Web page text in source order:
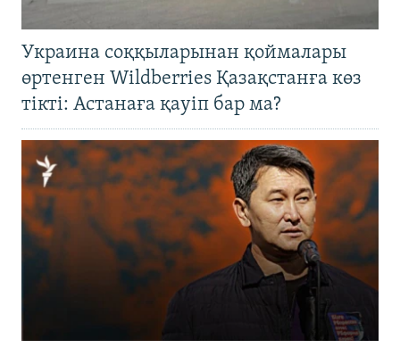
Украина соққыларынан қоймалары
өртенген Wildberries Қазақстанға көз
тікті: Астанаға қауіп бар ма?